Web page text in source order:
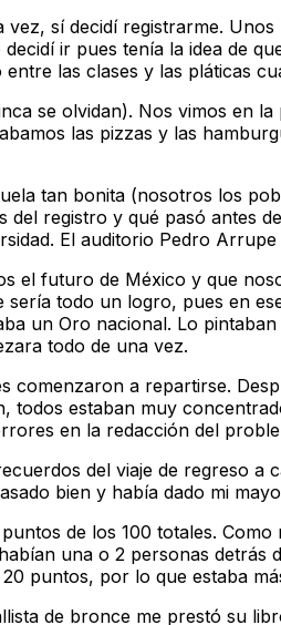
sí decidí registrarme.
ir pues tenía la idea de
las clases y las pláticas
se olvidan). Nos vimos en
las pizzas y las
tan bonita (nosotros los
registro y qué pasó antes
El auditorio Pedro
el futuro de México y que
todo un logro, pues en
un Oro nacional. Lo
todo de una vez.
a repartirse.
estaban muy
en la redacción del
del viaje de regreso
bien y había dado mi
de los 100 totales.
una o 2 personas
puntos, por lo que estaba
de bronce me prestó su